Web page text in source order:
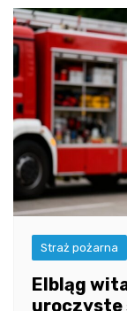
Straż pożarna
Elbląg
uroczyste